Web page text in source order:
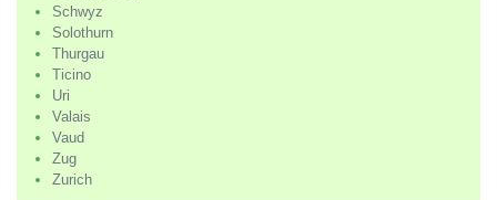
Schwyz
Solothurn
Thurgau
Ticino
Uri
Valais
Vaud
Zug
Zurich